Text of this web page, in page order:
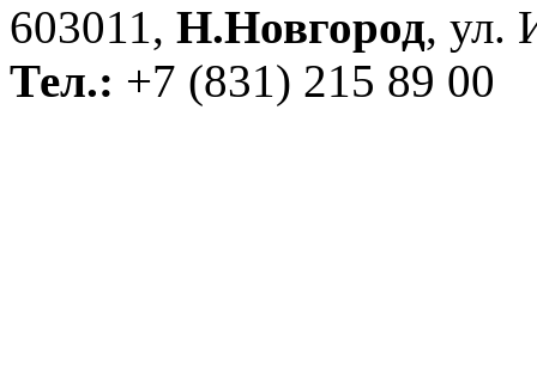
603011, Н.Новгород, ул.
Тел.: +7 (831) 215 89 00